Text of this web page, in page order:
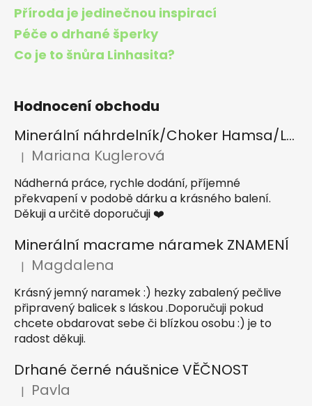
Příroda je jedinečnou inspirací
Péče o drhané šperky
Co je to šnůra Linhasita?
Hodnocení obchodu
Minerální náhrdelník/Choker Hamsa/Lapis lazuli, Tygří oko, Apatit
Hodnocení produktu je 5 z 5 hvězdiček.
| Mariana Kuglerová
Nádherná práce, rychle dodání, příjemné
překvapení v podobě dárku a krásného balení.
Děkuji a určitě doporučuji ❤️
Minerální macrame náramek ZNAMENÍ
Hodnocení produktu je 5 z 5 hvězdiček.
| Magdalena
Krásný jemný naramek :) hezky zabalený pečlive
připravený balicek s láskou .Doporučuji pokud
chcete obdarovat sebe či blízkou osobu :) je to
radost děkuji.
Drhané černé náušnice VĚČNOST
Hodnocení produktu je 5 z 5 hvězdiček.
| Pavla